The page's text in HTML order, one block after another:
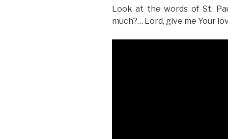
Look at the words of St.
much?… Lord, give me Your